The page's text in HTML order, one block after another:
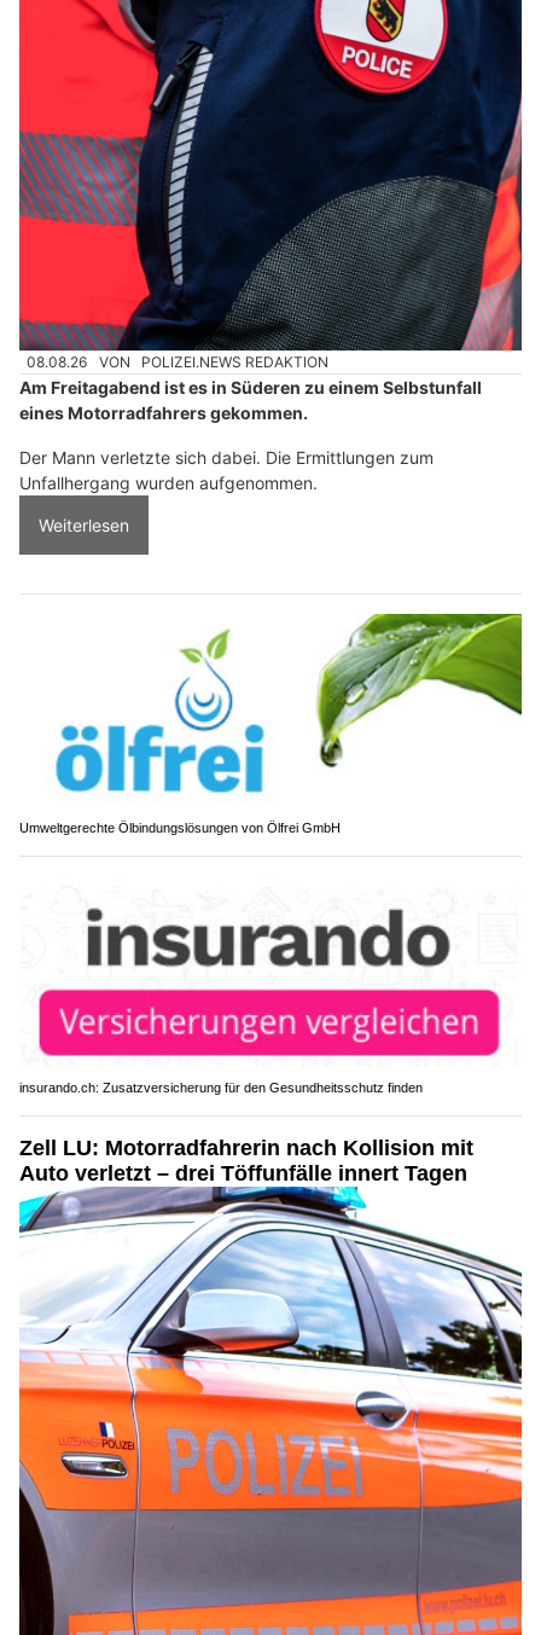
08.08.26 VON POLIZEI.NEWS REDAKTION
Am Freitagabend ist es in Süderen zu einem Selbstunfall
eines Motorradfahrers gekommen.
Der Mann verletzte sich dabei. Die Ermittlungen zum
Unfallhergang wurden aufgenommen.
Weiterlesen
Umweltgerechte Ölbindungslösungen von Ölfrei GmbH
insurando.ch: Zusatzversicherung für den Gesundheitsschutz finden
Zell LU: Motorradfahrerin nach Kollision mit
Auto verletzt – drei Töffunfälle innert Tagen